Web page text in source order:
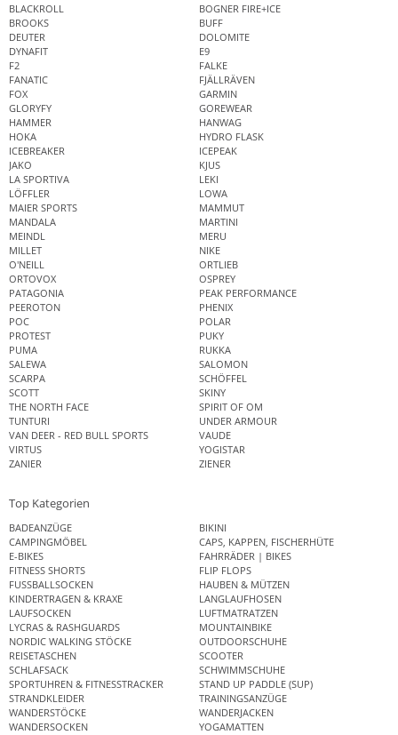
BLACKROLL
BOGNER FIRE+ICE
BROOKS
BUFF
DEUTER
DOLOMITE
DYNAFIT
E9
F2
FALKE
FANATIC
FJÄLLRÄVEN
FOX
GARMIN
GLORYFY
GOREWEAR
HAMMER
HANWAG
HOKA
HYDRO FLASK
ICEBREAKER
ICEPEAK
JAKO
KJUS
LA SPORTIVA
LEKI
LÖFFLER
LOWA
MAIER SPORTS
MAMMUT
MANDALA
MARTINI
MEINDL
MERU
MILLET
NIKE
O'NEILL
ORTLIEB
ORTOVOX
OSPREY
PATAGONIA
PEAK PERFORMANCE
PEEROTON
PHENIX
POC
POLAR
PROTEST
PUKY
PUMA
RUKKA
SALEWA
SALOMON
SCARPA
SCHÖFFEL
SCOTT
SKINY
THE NORTH FACE
SPIRIT OF OM
TUNTURI
UNDER ARMOUR
VAN DEER - RED BULL SPORTS
VAUDE
VIRTUS
YOGISTAR
ZANIER
ZIENER
Top Kategorien
BADEANZÜGE
BIKINI
CAMPINGMÖBEL
CAPS, KAPPEN, FISCHERHÜTE
E-BIKES
FAHRRÄDER | BIKES
FITNESS SHORTS
FLIP FLOPS
FUSSBALLSOCKEN
HAUBEN & MÜTZEN
KINDERTRAGEN & KRAXE
LANGLAUFHOSEN
LAUFSOCKEN
LUFTMATRATZEN
LYCRAS & RASHGUARDS
MOUNTAINBIKE
NORDIC WALKING STÖCKE
OUTDOORSCHUHE
REISETASCHEN
SCOOTER
SCHLAFSACK
SCHWIMMSCHUHE
SPORTUHREN & FITNESSTRACKER
STAND UP PADDLE (SUP)
STRANDKLEIDER
TRAININGSANZÜGE
WANDERSTÖCKE
WANDERJACKEN
WANDERSOCKEN
YOGAMATTEN